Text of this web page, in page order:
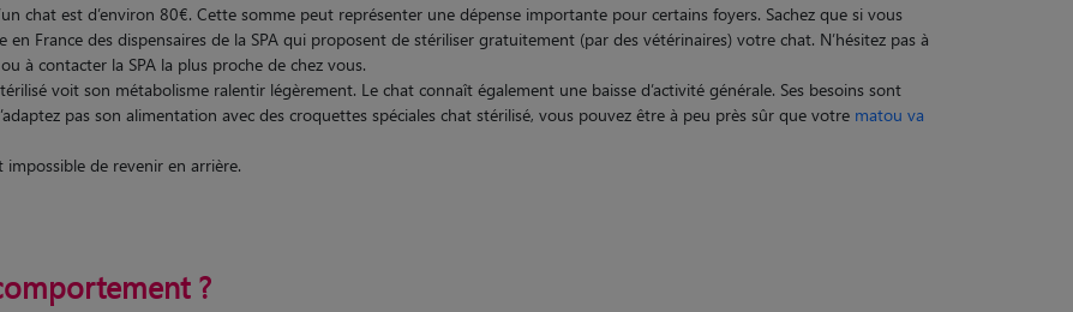
chat est d’environ 80€. Cette somme peut représenter une dépense importante pour certains foyers. Sachez que si vous
France des dispensaires de la SPA qui proposent de stériliser gratuitement (par des vétérinaires) votre chat. N’hésitez pas à
à contacter la SPA la plus proche de chez vous.
voit son métabolisme ralentir légèrement. Le chat connaît également une baisse d’activité générale. Ses besoins sont
pas son alimentation avec des croquettes spéciales chat stérilisé, vous pouvez être à peu près sûr que votre matou va
impossible de revenir en arrière.
?